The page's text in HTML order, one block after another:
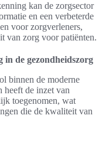
kan de zorgsector
en een verbeterde
voor zorgverleners,
van zorg voor patiënten.
in de gezondheidszorg
binnen de moderne
heeft de inzet van
toegenomen, wat
die de kwaliteit van